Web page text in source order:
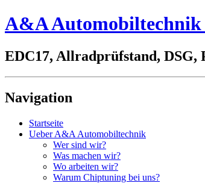
A&A Automobiltechnik
EDC17, Allradprüfstand, DSG,
Navigation
Startseite
Ueber A&A Automobiltechnik
Wer sind wir?
Was machen wir?
Wo arbeiten wir?
Warum Chiptuning bei uns?